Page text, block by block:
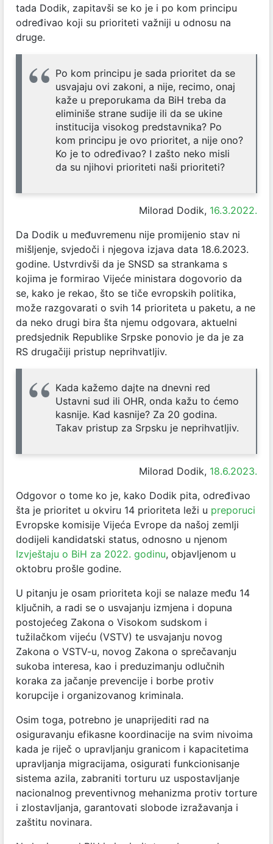
tada Dodik, zapitavši se ko je i po kom principu
određivao koji su prioriteti važniji u odnosu na
druge.
Po kom principu je sada prioritet da se
usvajaju ovi zakoni, a nije, recimo, onaj
kaže u preporukama da BiH treba da
eliminiše strane sudije ili da se ukine
institucija visokog predstavnika? Po
kom principu je ovo prioritet, a nije ono?
Ko je to određivao? I zašto neko misli
da su njihovi prioriteti naši prioriteti?
Milorad Dodik, 16.3.2022.
Da Dodik u međuvremenu nije promijenio stav ni
mišljenje, svjedoči i njegova izjava data 18.6.2023.
godine. Ustvrdivši da je SNSD sa strankama s
kojima je formirao Vijeće ministara dogovorio da
se, kako je rekao, što se tiče evropskih politika,
može razgovarati o svih 14 prioriteta u paketu, a ne
da neko drugi bira šta njemu odgovara, aktuelni
predsjednik Republike Srpske ponovio je da je za
RS drugačiji pristup neprihvatljiv.
Kada kažemo dajte na dnevni red
Ustavni sud ili OHR, onda kažu to ćemo
kasnije. Kad kasnije? Za 20 godina.
Takav pristup za Srpsku je neprihvatljiv.
Milorad Dodik, 18.6.2023.
Odgovor o tome ko je, kako Dodik pita, određivao
šta je prioritet u okviru 14 prioriteta leži u preporuci
Evropske komisije Vijeća Evrope da našoj zemlji
dodijeli kandidatski status, odnosno u njenom
Izvještaju o BiH za 2022. godinu, objavljenom u
oktobru prošle godine.
U pitanju je osam prioriteta koji se nalaze među 14
ključnih, a radi se o usvajanju izmjena i dopuna
postojećeg Zakona o Visokom sudskom i
tužilačkom vijeću (VSTV) te usvajanju novog
Zakona o VSTV-u, novog Zakona o sprečavanju
sukoba interesa, kao i preduzimanju odlučnih
koraka za jačanje prevencije i borbe protiv
korupcije i organizovanog kriminala.
Osim toga, potrebno je unaprijediti rad na
osiguravanju efikasne koordinacije na svim nivoima
kada je riječ o upravljanju granicom i kapacitetima
upravljanja migracijama, osigurati funkcionisanje
sistema azila, zabraniti torturu uz uspostavljanje
nacionalnog preventivnog mehanizma protiv torture
i zlostavljanja, garantovati slobode izražavanja i
zaštitu novinara.